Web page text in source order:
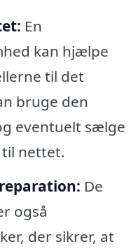
En
kan hjælpe
til det
bruge den
eventuelt sælge
nettet.
De
også
der sikrer, at